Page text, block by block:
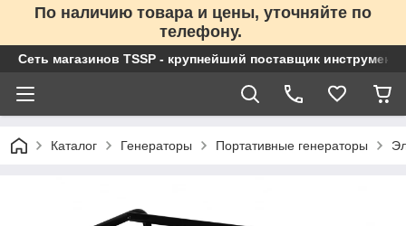
По наличию товара и цены, уточняйте по
телефону.
Сеть магазинов TSSP - крупнейший поставщик
Каталог Генераторы Портативные генераторы